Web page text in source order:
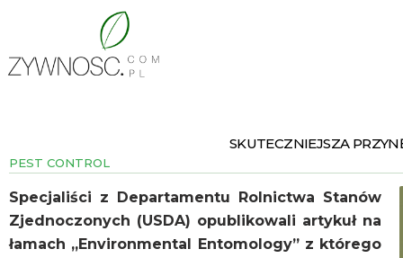
SKUTECZNIEJSZA
PEST CONTROL
Specjaliści z Departamentu Rolnictwa Stanów
Zjednoczonych (USDA) opublikowali artykuł na
łamach „Environmental Entomology” z którego